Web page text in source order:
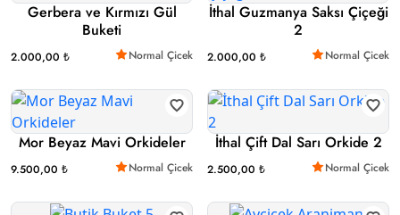
Gerbera ve Kırmızı Gül
Buketi
2.000,00 ₺ Normal Çicek
İthal Guzmanya Saksı Çiçeği
2
2.000,00 ₺ Normal Çicek
Mor Beyaz Mavi Orkideler
9.500,00 ₺ Normal Çicek
İthal Çift Dal Sarı Orkide 2
2.500,00 ₺ Normal Çicek